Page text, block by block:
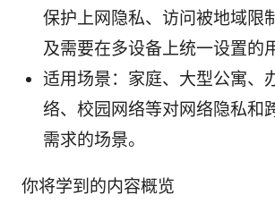
保护上网隐私、访问被地域限
及需要在多设备上统一设置的
适用场景：家庭、大型公寓、
络、校园网络等对网络隐私和
需求的场景。
你将学到的内容概览